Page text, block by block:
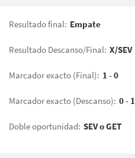
Resultado final: Empate
Resultado Descanso/Final: X/SEV
Marcador exacto (Final): 1 - 0
Marcador exacto (Descanso): 0 - 1
Doble oportunidad: SEV o GET